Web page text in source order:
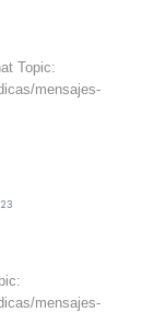
Topic:
mensajes-
mensajes-